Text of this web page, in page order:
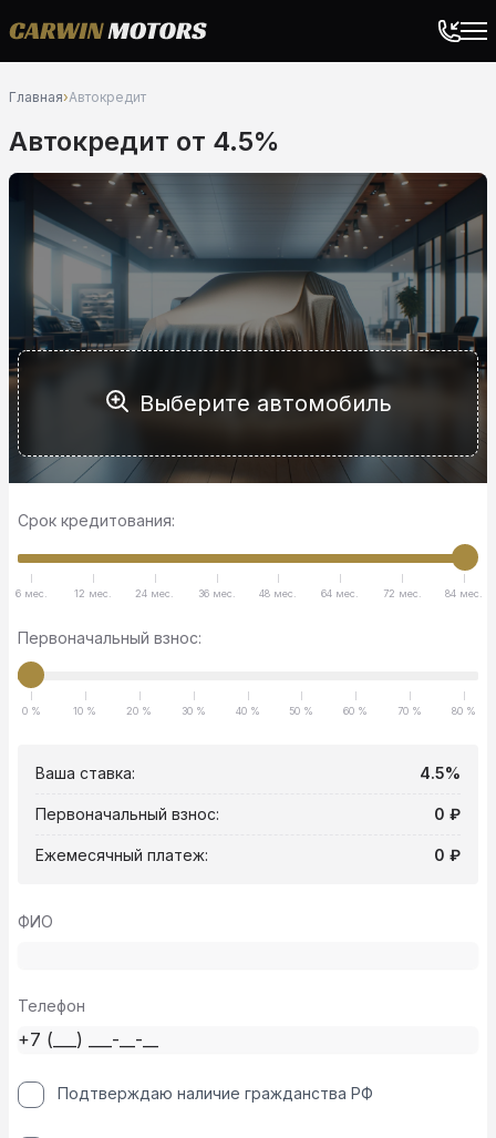
Главная›Автокредит
Автокредит от 4.5%
Выберите автомобиль
Срок кредитования:
6 мес. 12 мес. 24 мес. 36 мес. 48 мес. 64 мес. 72 мес. 84 мес.
Первоначальный взнос:
0 % 10 % 20 % 30 % 40 % 50 % 60 % 70 % 80 %
Ваша ставка: 4.5%
Первоначальный взнос: 0 ₽
Ежемесячный платеж: 0 ₽
ФИО
Телефон
Подтверждаю наличие гражданства РФ